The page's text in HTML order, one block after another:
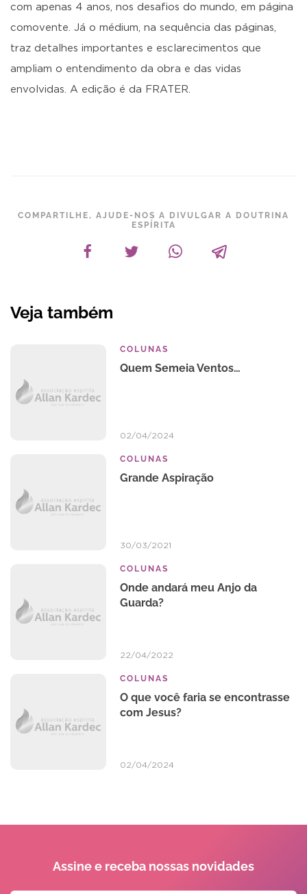
com apenas 4 anos, nos desafios do mundo, em página
comovente. Já o médium, na sequência das páginas,
traz detalhes importantes e esclarecimentos que
ampliam o entendimento da obra e das vidas
envolvidas. A edição é da FRATER.
COMPARTILHE, AJUDE-NOS A DIVULGAR A DOUTRINA
ESPÍRITA
Veja também
COLUNAS
Quem Semeia Ventos…
02/04/2024
COLUNAS
Grande Aspiração
30/03/2021
COLUNAS
Onde andará meu Anjo da
Guarda?
22/04/2022
COLUNAS
O que você faria se encontrasse
com Jesus?
02/04/2024
Assine e receba nossas novidades